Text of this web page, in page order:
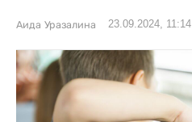
Аида Уразалина 23.09.2024, 11:14